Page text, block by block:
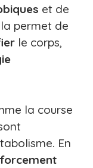
et de
permet de
le corps,
la course
En